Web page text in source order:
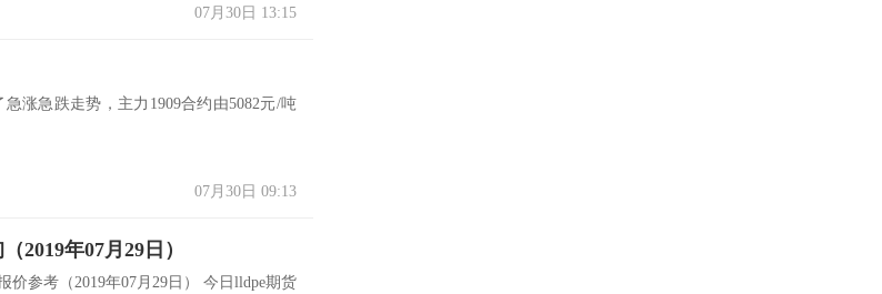
07月30日 13:15
急跌走势，主力1909合约由5082元/吨
07月30日 09:13
2019年07月29日）
价参考（2019年07月29日） 今日lldpe期货